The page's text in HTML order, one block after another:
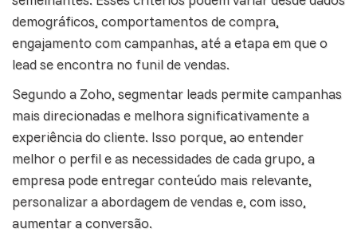
demográficos, comportamentos de compra,
engajamento com campanhas, até a etapa em que o
lead se encontra no funil de vendas.
Segundo a Zoho, segmentar leads permite campanhas
mais direcionadas e melhora significativamente a
experiência do cliente. Isso porque, ao entender
melhor o perfil e as necessidades de cada grupo, a
empresa pode entregar conteúdo mais relevante,
personalizar a abordagem de vendas e, com isso,
aumentar a conversão.